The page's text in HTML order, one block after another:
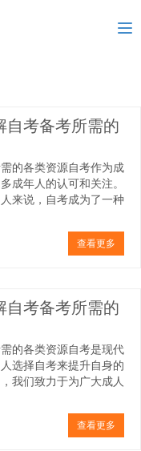
自考备考所需的
的各类资源自考作为成
成年人的认可和关注。
来说，自考成为了一种
查看更多
自考备考所需的
的各类资源自考是现代
选择自考来提升自身的
我们致力于为广大成人
查看更多